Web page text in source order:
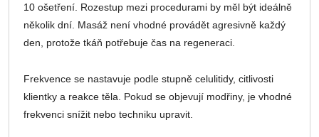
10 ošetření. Rozestup mezi procedurami by měl být ideálně
několik dní. Masáž není vhodné provádět agresivně každý
den, protože tkáň potřebuje čas na regeneraci.
Frekvence se nastavuje podle stupně celulitidy, citlivosti
klientky a reakce těla. Pokud se objevují modřiny, je vhodné
frekvenci snížit nebo techniku upravit.